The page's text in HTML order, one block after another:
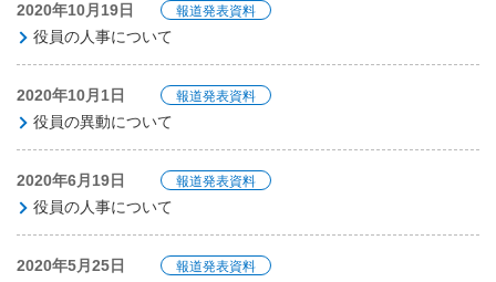
2020年10月19日 報道発表資料
役員の人事について
2020年10月1日 報道発表資料
役員の異動について
2020年6月19日 報道発表資料
役員の人事について
2020年5月25日 報道発表資料